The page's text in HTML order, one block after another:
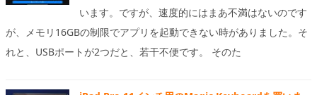
います。ですが、速度的にはまあ不満はないのです
が、メモリ16GBの制限でアプリを起動できない時がありました。そ
れと、USBポートが2つだと、若干不便です。 そのた